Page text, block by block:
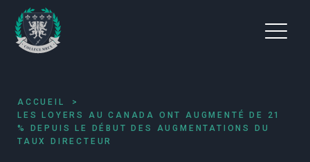
ACCUEIL
LES LOYERS AU CANADA ONT AUGMENTÉ DE 21
% DEPUIS LE DÉBUT DES AUGMENTATIONS DU
TAUX DIRECTEUR